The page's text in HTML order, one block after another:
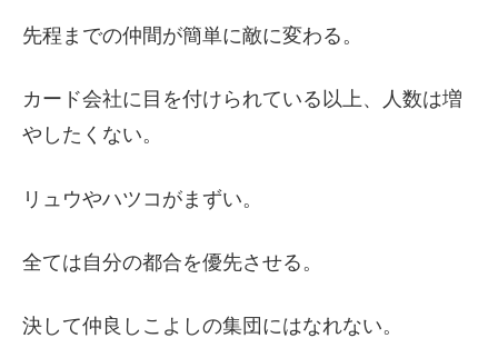
先程までの仲間が簡単に敵に変わる。
カード会社に目を付けられている以上、人数は増
やしたくない。
リュウやハツコがまずい。
全ては自分の都合を優先させる。
決して仲良しこよしの集団にはなれない。